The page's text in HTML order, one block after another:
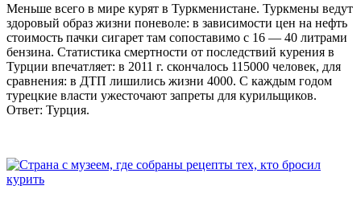
Меньше всего в мире курят в Туркменистане. Туркмены ведут
здоровый образ жизни поневоле: в зависимости цен на нефть
стоимость пачки сигарет там сопоставимо с 16 — 40 литрами
бензина. Статистика смертности от последствий курения в
Турции впечатляет: в 2011 г. скончалось 115000 человек, для
сравнения: в ДТП лишились жизни 4000. С каждым годом
турецкие власти ужесточают запреты для курильщиков.
Ответ: Турция.